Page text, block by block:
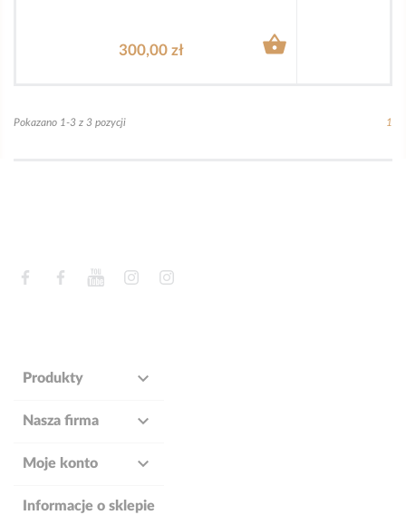
300,00 zł 
Pokazano 1-3 z 3 pozycji 1
FacebookFacebookYouTubeInstagram
Produkty 
Nasza firma 
Moje konto 
Informacje o sklepie